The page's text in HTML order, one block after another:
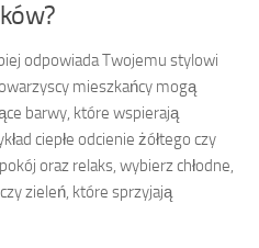
odpowiada Twojemu stylowi
mieszkańcy mogą
barwy, które wspierają
ciepłe odcienie żółtego czy
oraz relaks, wybierz chłodne,
zieleń, które sprzyjają